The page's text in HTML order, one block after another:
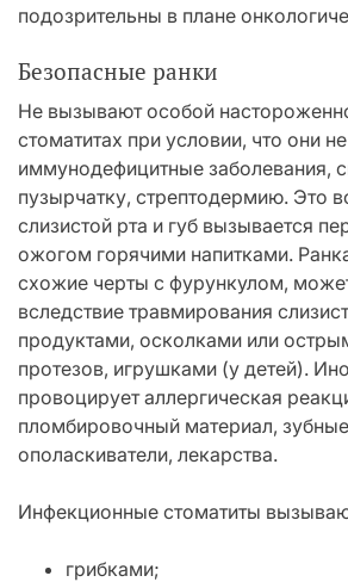
подозрительны в плане
Безопасные ранки
Не вызывают особой
стоматитах при условии, что они
иммунодефицитные заболевания,
пузырчатку, стрептодермию. Это
слизистой рта и губ вызывается
ожогом горячими напитками.
схожие черты с фурункулом,
вследствие травмирования
продуктами, осколками или
протезов, игрушками (у детей).
провоцирует аллергическая
пломбировочный материал,
ополаскиватели, лекарства.
Инфекционные стоматиты
грибками;